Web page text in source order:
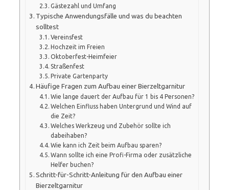
Gästezahl und Umfang
Typische Anwendungsfälle und was du beachten
solltest
Vereinsfest
Hochzeit im Freien
Oktoberfest-Heimfeier
Straßenfest
Private Gartenparty
Häufige Fragen zum Aufbau einer Bierzeltgarnitur
Wie lange dauert der Aufbau für 1 bis 4 Personen?
Welchen Einfluss haben Untergrund und Wind auf
die Zeit?
Welches Werkzeug und Zubehör sollte ich
dabeihaben?
Wie kann ich Zeit beim Aufbau sparen?
Wann sollte ich eine Profi-Firma oder zusätzliche
Helfer buchen?
Schritt-für-Schritt-Anleitung für den Aufbau einer
Bierzeltgarnitur